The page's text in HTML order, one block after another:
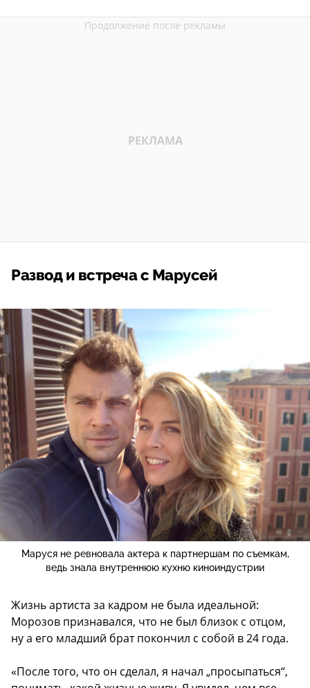
Развод и встреча с Марусей
Маруся не ревновала актера к партнершам по съемкам,
ведь знала внутреннюю кухню киноиндустрии
Жизнь артиста за кадром не была идеальной:
Морозов признавался, что не был близок с отцом,
ну а его младший брат покончил с собой в 24 года.
«После того, что он сделал, я начал „просыпаться“,